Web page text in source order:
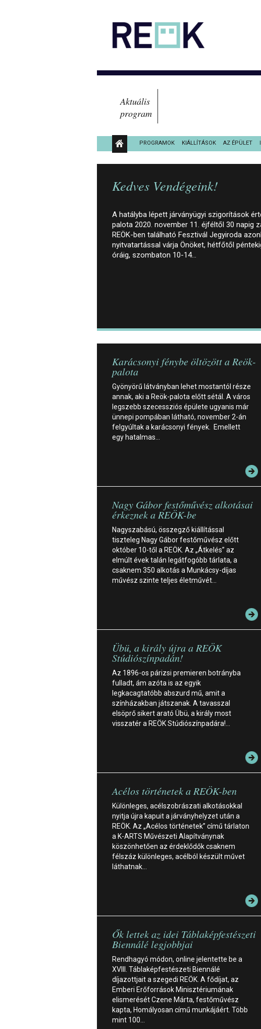
Aktuális
program
PROGRAMOK KIÁLLÍTÁSOK AZ ÉPÜLET
KÖZÉRDEKŰ ADATOK
Kedves Vendégeink!
A hatályba lépett járványügyi szigorítások
palota 2020. november 11. éjféltől 30 napig
REÖK-ben található Fesztivál Jegyiroda
nyitvatartással várja Önöket, hétfőtől
óráig, szombaton 10-14…
Karácsonyi fénybe öltözött a Reök-
palota
Gyönyörű látványban lehet mostantól része
annak, aki a Reök-palota előtt sétál. A város
legszebb szecessziós épülete ugyanis már
ünnepi pompában látható, november 2-án
felgyúltak a karácsonyi fények. Emellett
egy hatalmas…
Nagy Gábor festőművész alkotásai
érkeznek a REÖK-be
Nagyszabású, összegző kiállítással
tiszteleg Nagy Gábor festőművész előtt
október 10-től a REÖK. Az „Átkelés” az
elmúlt évek talán legátfogóbb tárlata, a
csaknem 350 alkotás a Munkácsy-díjas
művész szinte teljes életművét…
Übü, a király újra a REÖK
Stúdiószínpadán!
Az 1896-os párizsi premieren botrányba
fulladt, ám azóta is az egyik
legkacagtatóbb abszurd mű, amit a
színházakban játszanak. A tavasszal
elsöprő sikert arató Übü, a király most
visszatér a REÖK Stúdiószínpadára!…
Acélos történetek a REÖK-ben
Különleges, acélszobrászati alkotásokkal
nyitja újra kapuit a járványhelyzet után a
REÖK. Az „Acélos történetek” című tárlaton
a K-ARTS Művészeti Alapítványnak
köszönhetően az érdeklődők csaknem
félszáz különleges, acélból készült művet
láthatnak…
Ők lettek az idei Táblaképfestészeti
Biennálé legjobbjai
Rendhagyó módon, online jelentette be a
XVIII. Táblaképfestészeti Biennálé
díjazottjait a szegedi REÖK. A fődíjat, az
Emberi Erőforrások Minisztériumának
elismerését Czene Márta, festőművész
kapta, Homályosan című munkájáért. Több
mint 100…